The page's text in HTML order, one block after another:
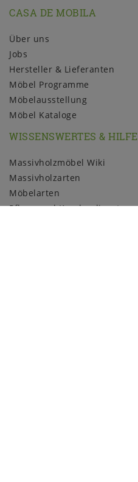
CASA DE MOBILA
Über uns
Jobs
Hersteller & Lieferanten
Möbel Programme
Möbelausstellung
Möbel Kataloge
WISSENSWERTES & HILFE
Massivholzmöbel Wiki
Massivholzarten
Möbelarten
Pflege und Kundendienst